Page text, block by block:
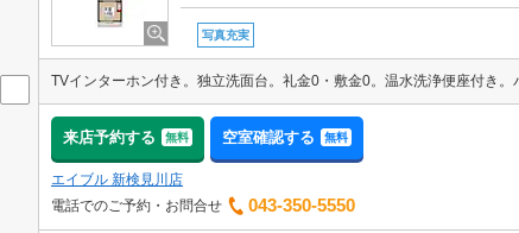
写真充実
来店予約する 無料 空室確認する 無料
エイブル 新検見川店
電話でのご予約・お問合せ
043-350-5550